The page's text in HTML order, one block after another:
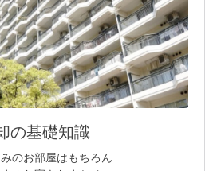
の基礎知識
のお部屋はもちろん